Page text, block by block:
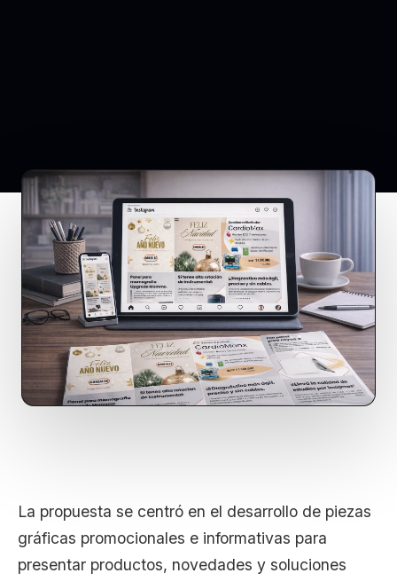
La propuesta se centró en el desarrollo de piezas
gráficas promocionales e informativas para
presentar productos, novedades y soluciones